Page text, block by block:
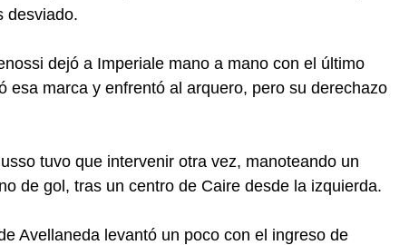
desviado.
dejó a Imperiale mano a mano con el último
esa marca y enfrentó al arquero, pero su derechazo
tuvo que intervenir otra vez, manoteando un
de gol, tras un centro de Caire desde la izquierda.
Avellaneda levantó un poco con el ingreso de